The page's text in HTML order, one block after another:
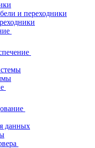
и переходники
данных